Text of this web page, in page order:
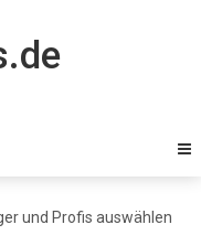
und Profis auswählen